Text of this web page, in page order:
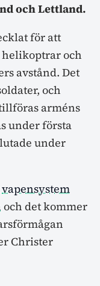
och Lettland.
för att
helikoptrar och
avstånd. Det
och
arméns
under första
under
vapensystem
och det kommer
Christer